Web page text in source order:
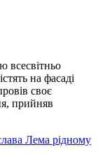
всесвітньо
на фасаді
своє
прийняв
Лема рідному